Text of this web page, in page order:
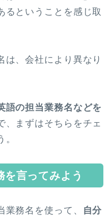
るということを感じ取
は、会社により異なり
語の担当業務名などを
、まずはそちらをチェ
を言ってみよう
務名を使って、
自分